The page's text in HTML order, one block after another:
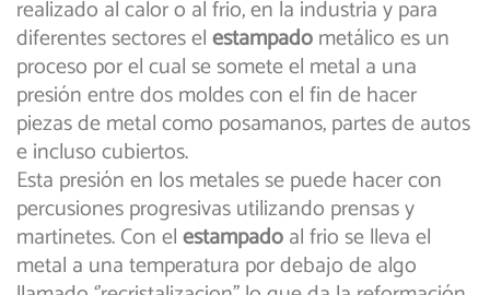
realizado al calor o al frio, en la industria y para
diferentes sectores elestampadometálico es un
proceso por el cual se somete el metal a una
presión entre dos moldes con el fin de hacer
piezas de metal como posamanos, partes de autos
e incluso cubiertos.
Esta presión en los metales se puede hacer con
percusiones progresivas utilizando prensas y
martinetes. Con elestampadoal frio se lleva el
metal a una temperatura por debajo de algo